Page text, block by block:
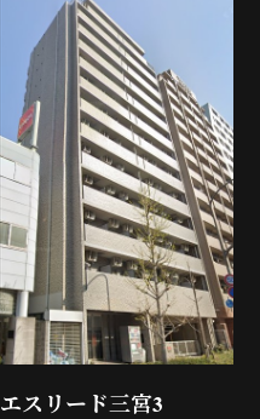
エスリード三宮3